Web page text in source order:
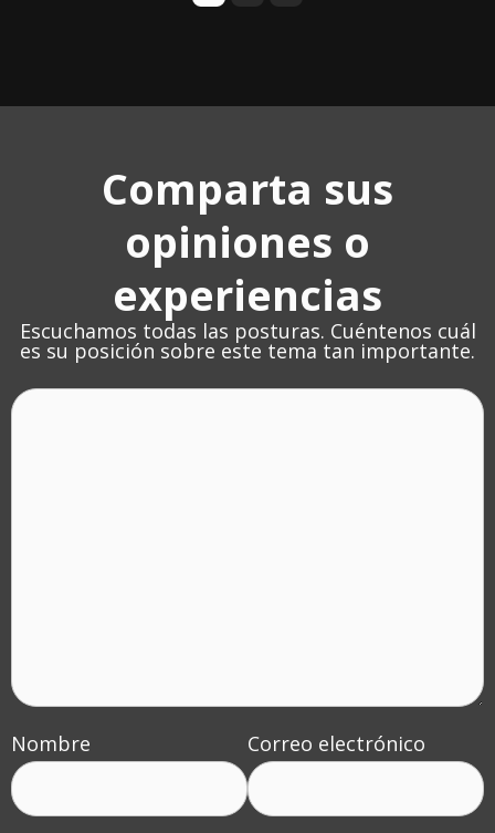
Comparta sus
opiniones o
experiencias
Escuchamos todas las posturas. Cuéntenos cuál
es su posición sobre este tema tan importante.
Thoughts
Nombre Correo electrónico